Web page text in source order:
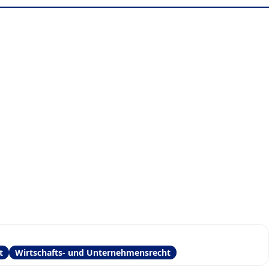
Wirtschafts- und Unternehmensrecht